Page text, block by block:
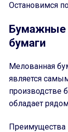
Остановимся
Бумажные
бумаги
Мелованная
является
производстве
обладает
Преимущества